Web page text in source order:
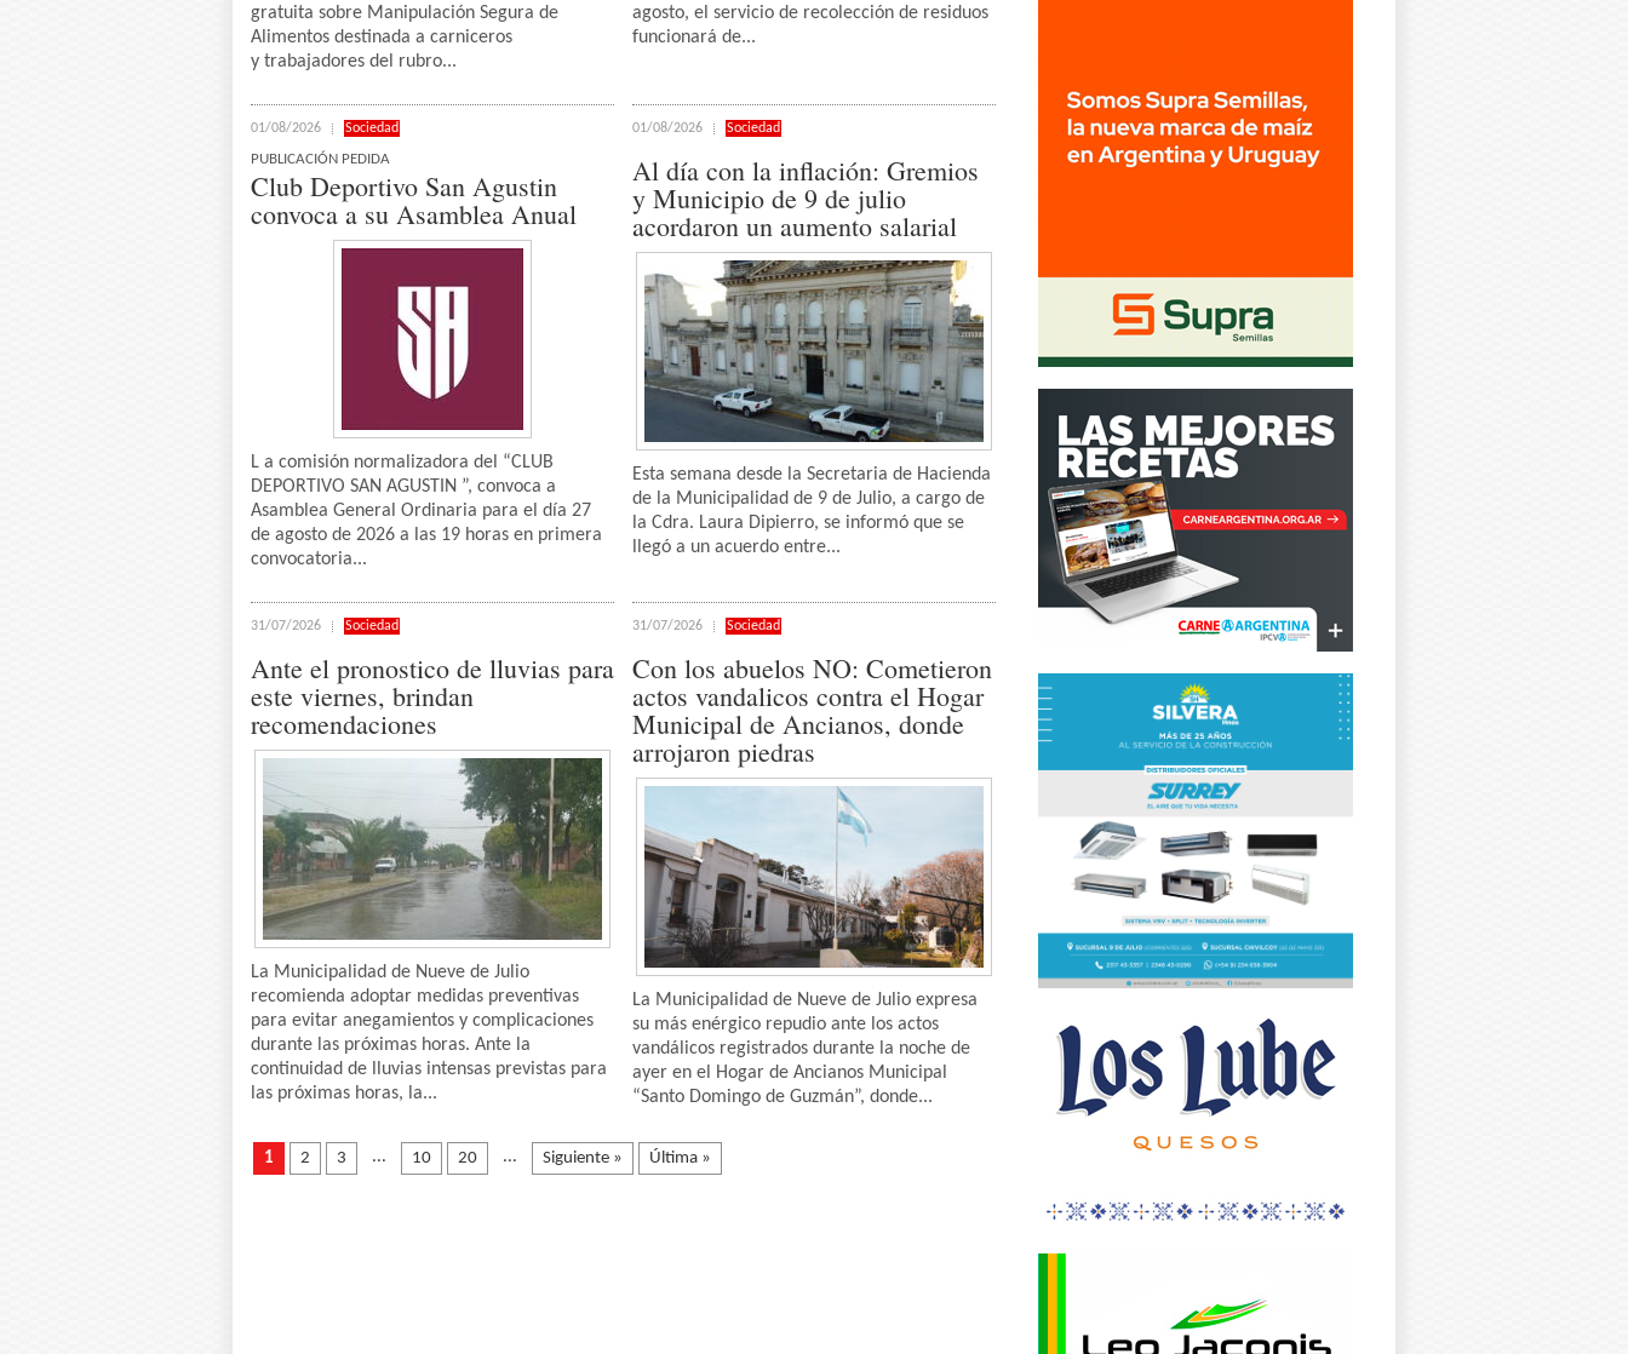
gratuita sobre Manipulación Segura de
Alimentos destinada a carniceros
y trabajadores del rubro...
agosto, el servicio de recolección de residuos
funcionará de...
01/08/2026 Sociedad
PUBLICACIÓN PEDIDA
Club Deportivo San Agustin
convoca a su Asamblea Anual
L a comisión normalizadora del “CLUB
DEPORTIVO SAN AGUSTIN ”, convoca a
Asamblea General Ordinaria para el día 27
de agosto de 2026 a las 19 horas en primera
convocatoria...
01/08/2026 Sociedad
Al día con la inflación: Gremios
y Municipio de 9 de julio
acordaron un aumento salarial
Esta semana desde la Secretaria de Hacienda
de la Municipalidad de 9 de Julio, a cargo de
la Cdra. Laura Dipierro, se informó que se
llegó a un acuerdo entre...
31/07/2026 Sociedad
Ante el pronostico de lluvias para
este viernes, brindan
recomendaciones
La Municipalidad de Nueve de Julio
recomienda adoptar medidas preventivas
para evitar anegamientos y complicaciones
durante las próximas horas. Ante la
continuidad de lluvias intensas previstas para
las próximas horas, la...
31/07/2026 Sociedad
Con los abuelos NO: Cometieron
actos vandalicos contra el Hogar
Municipal de Ancianos, donde
arrojaron piedras
La Municipalidad de Nueve de Julio expresa
su más enérgico repudio ante los actos
vandálicos registrados durante la noche de
ayer en el Hogar de Ancianos Municipal
“Santo Domingo de Guzmán”, donde...
1 2 3 ... 10 20 ... Siguiente » Última »